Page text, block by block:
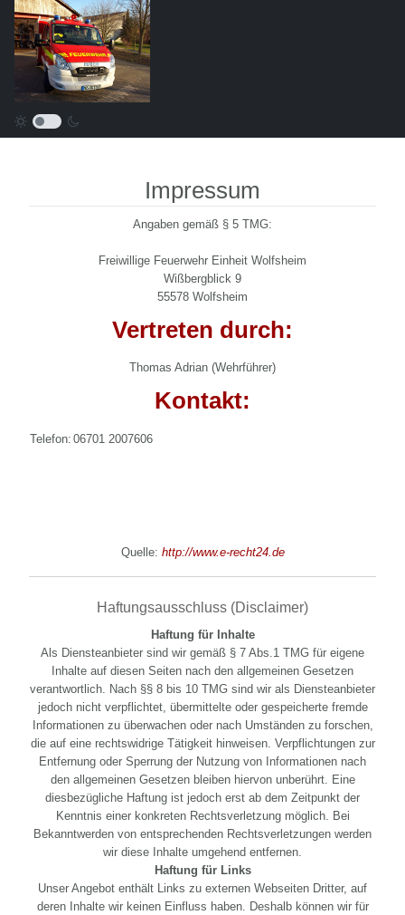
Impressum
Angaben gemäß § 5 TMG:
Freiwillige Feuerwehr Einheit Wolfsheim
Wißbergblick 9
55578 Wolfsheim
Vertreten durch:
Thomas Adrian (Wehrführer)
Kontakt:
Telefon: 06701 2007606
Quelle: http://www.e-recht24.de
Haftungsausschluss (Disclaimer)
Haftung für Inhalte
Als Diensteanbieter sind wir gemäß § 7 Abs.1 TMG für eigene
Inhalte auf diesen Seiten nach den allgemeinen Gesetzen
verantwortlich. Nach §§ 8 bis 10 TMG sind wir als Diensteanbieter
jedoch nicht verpflichtet, übermittelte oder gespeicherte fremde
Informationen zu überwachen oder nach Umständen zu forschen,
die auf eine rechtswidrige Tätigkeit hinweisen. Verpflichtungen zur
Entfernung oder Sperrung der Nutzung von Informationen nach
den allgemeinen Gesetzen bleiben hiervon unberührt. Eine
diesbezügliche Haftung ist jedoch erst ab dem Zeitpunkt der
Kenntnis einer konkreten Rechtsverletzung möglich. Bei
Bekanntwerden von entsprechenden Rechtsverletzungen werden
wir diese Inhalte umgehend entfernen.
Haftung für Links
Unser Angebot enthält Links zu externen Webseiten Dritter, auf
deren Inhalte wir keinen Einfluss haben. Deshalb können wir für